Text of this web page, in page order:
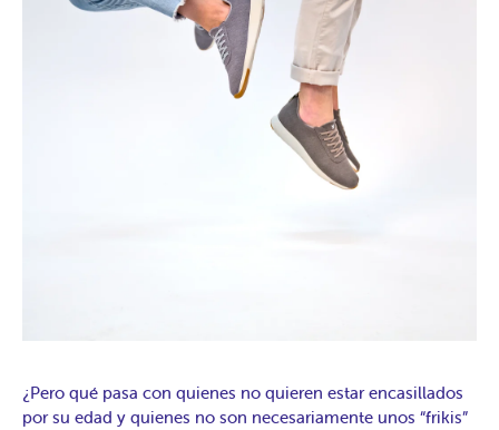
¿Pero qué pasa con quienes no quieren estar encasillados
por su edad y quienes no son necesariamente unos “frikis”